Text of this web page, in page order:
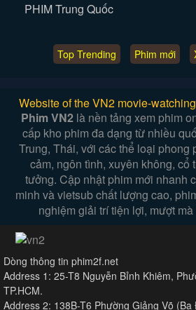
PHIM Trung Quốc
Top Trending Phim mới
Website of the VN2 movie-
Phim VN2 là nền tảng xem phim
cấp kho phim đa dạng từ nhiều
Trung, Thái, với các thể loại phong
cảm, ngôn tình, xuyên không, cổ
tưởng. Cập nhật phim mới nhanh
minh và vietsub chất lượng cao,
nghiệm giải trí tiện lợi, mượt
Dòng thông tin phim2f.net
Address 1: 25-T8 Nguyễn Bỉnh Khiêm,
TP.HCM.
Address 2: 138B-T6 Phường Giảng Võ